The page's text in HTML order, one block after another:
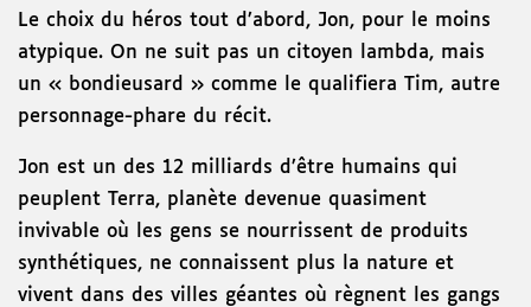
Le choix du héros tout d’abord, Jon, pour le moins
atypique. On ne suit pas un citoyen lambda, mais
un « bondieusard » comme le qualifiera Tim, autre
personnage-phare du récit.
Jon est un des 12 milliards d’être humains qui
peuplent Terra, planète devenue quasiment
invivable où les gens se nourrissent de produits
synthétiques, ne connaissent plus la nature et
vivent dans des villes géantes où règnent les gangs